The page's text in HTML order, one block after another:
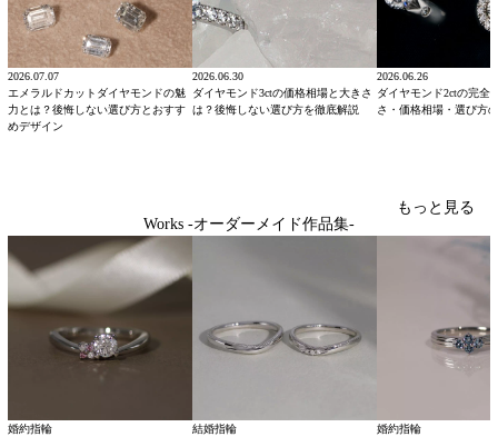
2026.07.07
エメラルドカットダイヤモンドの魅
力とは？後悔しない選び方とおすす
めデザイン
2026.06.30
ダイヤモンド3ctの価格相場と大きさ
は？後悔しない選び方を徹底解説
2026.06.26
ダイヤモンド2ctの完全
さ・価格相場・選び方
Works -オーダーメイド作品集-
もっと見る
婚約指輪
結婚指輪
婚約指輪